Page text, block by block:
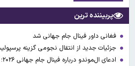
پربیننده ترین
فغانی داور فینال جام جهانی شد
جزئیات جدید از انتقال نجومی گزینه
ادعای ال‌‍موندو درباره فینال جام جهانی ۲۰۲۶؛ خبری از فغانی نیست!